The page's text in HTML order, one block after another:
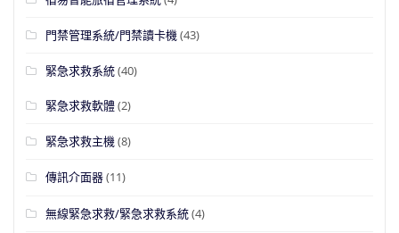
門禁管理系統/門禁讀卡機(43)
緊急求救系統(40)
緊急求救軟體(2)
緊急求救主機(8)
傳訊介面器(11)
無線緊急求救/緊急求救系統(4)